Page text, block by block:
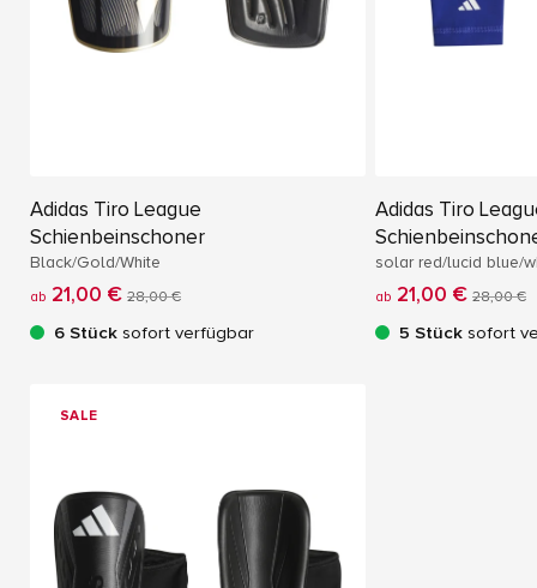
Adidas Tiro League
Schienbeinschoner
Black/Gold/White
ab 21,00 € 28,00 €
6 Stück sofort verfügbar
Adidas Tiro
solar red/lucid blue/
ab 21,00 € 28,00 €
5 Stück sofort
SALE